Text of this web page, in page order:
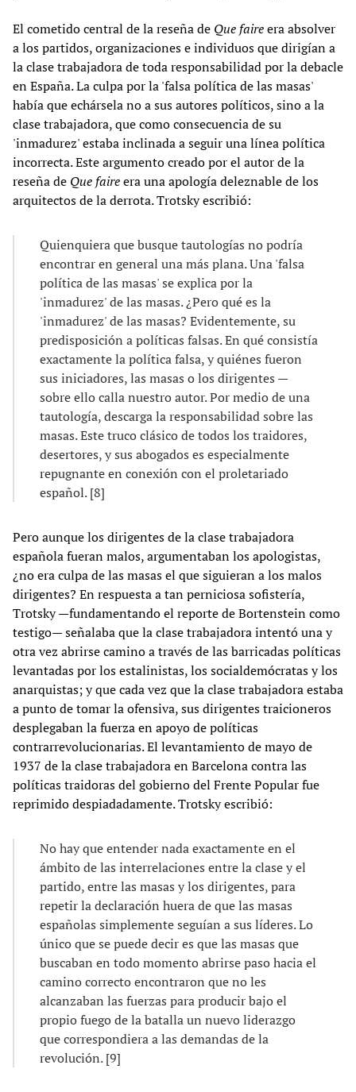
El cometido central de la reseña de Que faireera absolver
a los partidos, organizaciones e individuos que dirigían a
la clase trabajadora de toda responsabilidad por la debacle
en España. La culpa por la 'falsa política de las masas'
había que echársela no a sus autores políticos, sino a la
clase trabajadora, que como consecuencia de su
'inmadurez' estaba inclinada a seguir una línea política
incorrecta. Este argumento creado por el autor de la
reseña de Que faireera una apología deleznable de los
arquitectos de la derrota. Trotsky escribió:
Quienquiera que busque tautologías no podría
encontrar en general una más plana. Una 'falsa
política de las masas' se explica por la
'inmadurez' de las masas. ¿Pero qué es la
'inmadurez' de las masas? Evidentemente, su
predisposición a políticas falsas. En qué consistía
exactamente la política falsa, y quiénes fueron
sus iniciadores, las masas o los dirigentes —
sobre ello calla nuestro autor. Por medio de una
tautología, descarga la responsabilidad sobre las
masas. Este truco clásico de todos los traidores,
desertores, y sus abogados es especialmente
repugnante en conexión con el proletariado
español. [8]
Pero aunque los dirigentes de la clase trabajadora
española fueran malos, argumentaban los apologistas,
¿no era culpa de las masas el que siguieran a los malos
dirigentes? En respuesta a tan perniciosa sofistería,
Trotsky —fundamentando el reporte de Bortenstein como
testigo— señalaba que la clase trabajadora intentó una y
otra vez abrirse camino a través de las barricadas políticas
levantadas por los estalinistas, los socialdemócratas y los
anarquistas; y que cada vez que la clase trabajadora estaba
a punto de tomar la ofensiva, sus dirigentes traicioneros
desplegaban la fuerza en apoyo de políticas
contrarrevolucionarias. El levantamiento de mayo de
1937 de la clase trabajadora en Barcelona contra las
políticas traidoras del gobierno del Frente Popular fue
reprimido despiadadamente. Trotsky escribió:
No hay que entender nada exactamente en el
ámbito de las interrelaciones entre la clase y el
partido, entre las masas y los dirigentes, para
repetir la declaración huera de que las masas
españolas simplemente seguían a sus líderes. Lo
único que se puede decir es que las masas que
buscaban en todo momento abrirse paso hacia el
camino correcto encontraron que no les
alcanzaban las fuerzas para producir bajo el
propio fuego de la batalla un nuevo liderazgo
que correspondiera a las demandas de la
revolución. [9]